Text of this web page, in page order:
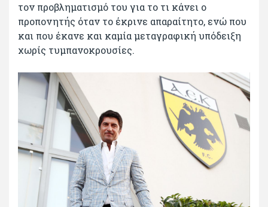
τον προβληματισμό του για το τι κάνει ο
προπονητής όταν το έκρινε απαραίτητο, ενώ που
και που έκανε και καμία μεταγραφική υπόδειξη
χωρίς τυμπανοκρουσίες.